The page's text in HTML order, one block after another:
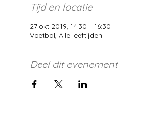
Tijd en locatie
27 okt 2019, 14:30 – 16:30
Voetbal, Alle leeftijden
Deel dit evenement